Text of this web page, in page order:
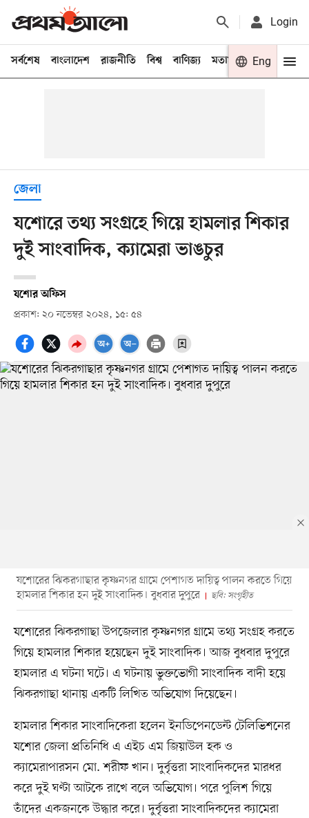
Login
সর্বশেষ বাংলাদেশ রাজনীতি বিশ্ব বাণিজ্য মতামত খেলা
Eng
জেলা
যশোরে তথ্য সংগ্রহে গিয়ে হামলার শিকার
দুই সাংবাদিক, ক্যামেরা ভাঙচুর
যশোর অফিস
প্রকাশ: ২০ নভেম্বর ২০২৪, ১৫: ৫৪
যশোরের ঝিকরগাছার কৃষ্ণনগর গ্রামে পেশাগত দায়িত্ব পালন করতে গিয়ে
হামলার শিকার হন দুই সাংবাদিক। বুধবার দুপুরে
ছবি: সংগৃহীত
যশোরের ঝিকরগাছা উপজেলার কৃষ্ণনগর গ্রামে তথ্য সংগ্রহ করতে
গিয়ে হামলার শিকার হয়েছেন দুই সাংবাদিক। আজ বুধবার দুপুরে
হামলার এ ঘটনা ঘটে। এ ঘটনায় ভুক্তভোগী সাংবাদিক বাদী হয়ে
ঝিকরগাছা থানায় একটি লিখিত অভিযোগ দিয়েছেন।
হামলার শিকার সাংবাদিকেরা হলেন ইনডিপেনডেন্ট টেলিভিশনের
যশোর জেলা প্রতিনিধি এ এইচ এম জিয়াউল হক ও
ক্যামেরাপারসন মো. শরীফ খান। দুর্বৃত্তরা সাংবাদিকদের মারধর
করে দুই ঘণ্টা আটকে রাখে বলে অভিযোগ। পরে পুলিশ গিয়ে
তাঁদের একজনকে উদ্ধার করে। দুর্বৃত্তরা সাংবাদিকদের ক্যামেরা